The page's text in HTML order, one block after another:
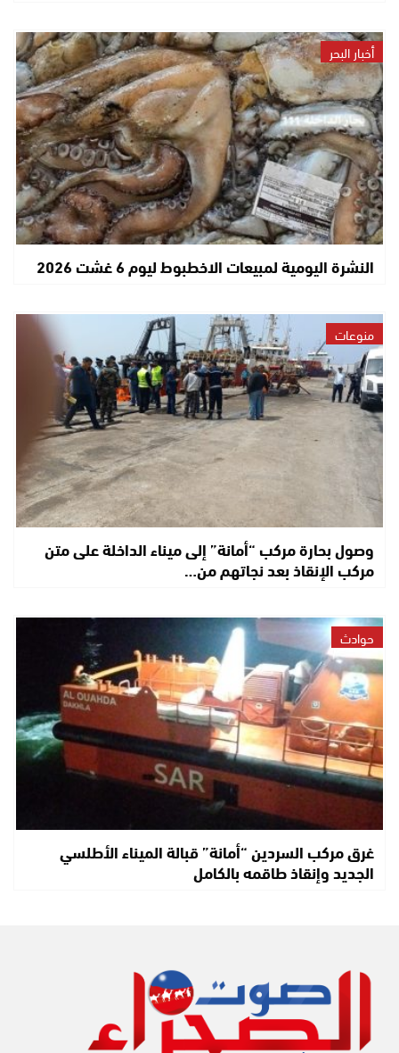
أخبار البحر
النشرة اليومية لمبيعات الاخطبوط ليوم 6 غشت 2026
منوعات
وصول بحارة مركب “أمانة” إلى ميناء الداخلة على متن
مركب الإنقاذ بعد نجاتهم من…
حوادث
غرق مركب السردين “أمانة” قبالة الميناء الأطلسي
الجديد وإنقاذ طاقمه بالكامل